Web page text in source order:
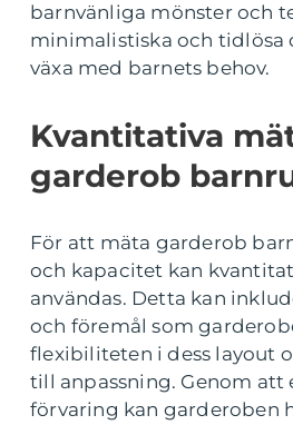
barnvänliga mönster och
minimalistiska och tidlösa
växa med barnets behov.
Kvantitativa
garderob
För att mäta garderob
och kapacitet kan
användas. Detta kan
och föremål som
flexibiliteten i dess layout
till anpassning. Genom
förvaring kan garderoben